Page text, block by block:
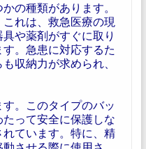
の種類があります。
れは、救急医療の現
や薬剤がすぐに取り
。急患に対応するた
収納力が求められ、
。このタイプのバッ
って安全に保護しな
ています。特に、精